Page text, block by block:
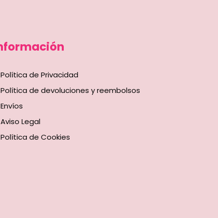
Política de Privacidad
Política de devoluciones y reembolsos
Envíos
Aviso Legal
Política de Cookies